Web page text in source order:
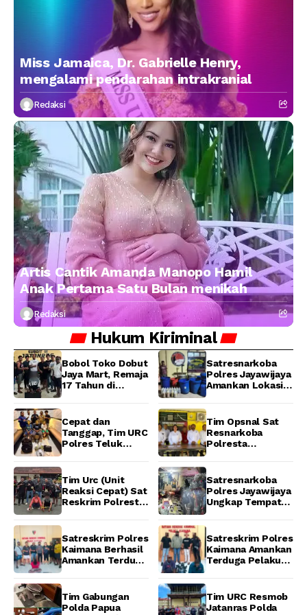
Miss Jamaica, Dr. Gabrielle Henry,
mengalami pendarahan intrakranial
Redaksi
Artis Cantik Amanda Manopo Hamil
Anak Pertama Satu Bulan menikah
Redaksi
Hukum Kiriminal
Bobol Toko Dobut
Jaya Mart, Remaja
17 Tahun di
URC Resmob
Jatanras Polda
Papua Barat
Satresnarkoba
Polres Jayawijaya
Amankan Lokasi
Wamena
Cepat dan
Tanggap, Tim URC
Polres Teluk
Pelaku Pencurian
di SMA
Sanawesen
Tim Opsnal Sat
Resnarkoba
Polresta
Kasus Tindak
Pidana Narkotika
Golongan I Jenis
Shabu di SP 4
Tim Urc (Unit
Reaksi Cepat) Sat
Reskrim Polresta
2 Pelaku
Pengeroyokan di
Taman Ria kab.
Satresnarkoba
Polres Jayawijaya
Ungkap Tempat
Wamena
Satreskrim Polres
Kaimana Berhasil
Amankan Terduga
Menggunakan
Senjata Tajam
Satreskrim Polres
Kaimana Amankan
Terduga Pelaku
Unit Barang Bukti
Berhasil
Tim Gabungan
Polda Papua
Tim URC Resmob
Jatanras Polda